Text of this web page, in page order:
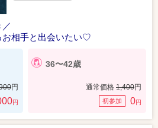
お相手と出会いたい♡
円
円
36〜42歳
通常価格 1,400円
初参加 0円